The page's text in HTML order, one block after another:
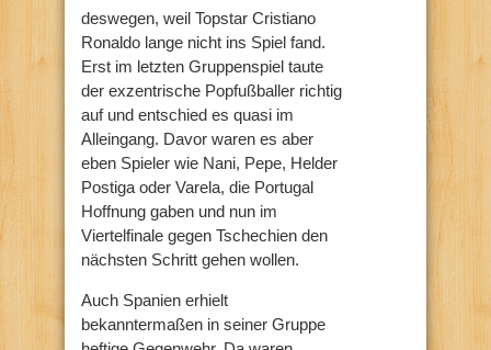
deswegen, weil Topstar Cristiano
Ronaldo lange nicht ins Spiel fand.
Erst im letzten Gruppenspiel taute
der exzentrische Popfußballer richtig
auf und entschied es quasi im
Alleingang. Davor waren es aber
eben Spieler wie Nani, Pepe, Helder
Postiga oder Varela, die Portugal
Hoffnung gaben und nun im
Viertelfinale gegen Tschechien den
nächsten Schritt gehen wollen.
Auch Spanien erhielt
bekanntermaßen in seiner Gruppe